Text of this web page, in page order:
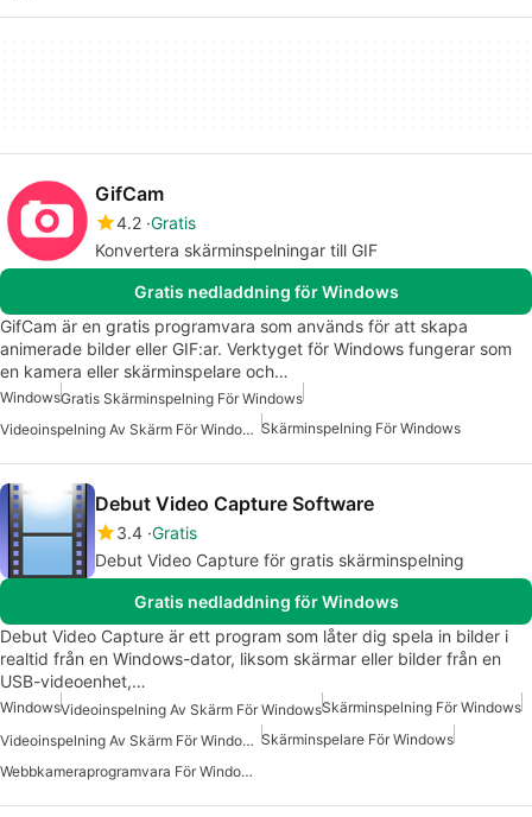
GifCam
4.2 Gratis
Konvertera skärminspelningar till GIF
Gratis nedladdning för Windows
GifCam är en gratis programvara som används för att skapa
animerade bilder eller GIF:ar. Verktyget för Windows fungerar som
en kamera eller skärminspelare och…
WindowsGratis Skärminspelning För Windows
Videoinspelning Av Skärm För Windows Gratis Skärminspelning För Windows
Debut Video Capture Software
3.4 Gratis
Debut Video Capture för gratis skärminspelning
Gratis nedladdning för Windows
Debut Video Capture är ett program som låter dig spela in bilder i
realtid från en Windows-dator, liksom skärmar eller bilder från en
USB-videoenhet,…
WindowsVideoinspelning Av Skärm För WindowsSkärminspelning För Windows
Videoinspelning Av Skärm För Windows Gratis Skärminspelare För Windows
Webbkameraprogramvara För Windows 7